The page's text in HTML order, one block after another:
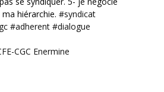
hiérarchie. #syndicat
#adherent #dialogue
CGC Enermine